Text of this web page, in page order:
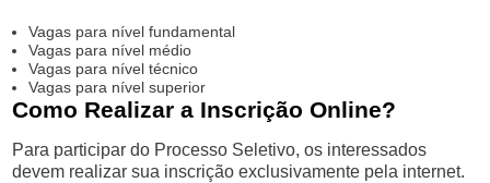
Vagas para nível fundamental
Vagas para nível médio
Vagas para nível técnico
Vagas para nível superior
Como Realizar a Inscrição Online?
Para participar do Processo Seletivo, os interessados
devem realizar sua inscrição exclusivamente pela internet.